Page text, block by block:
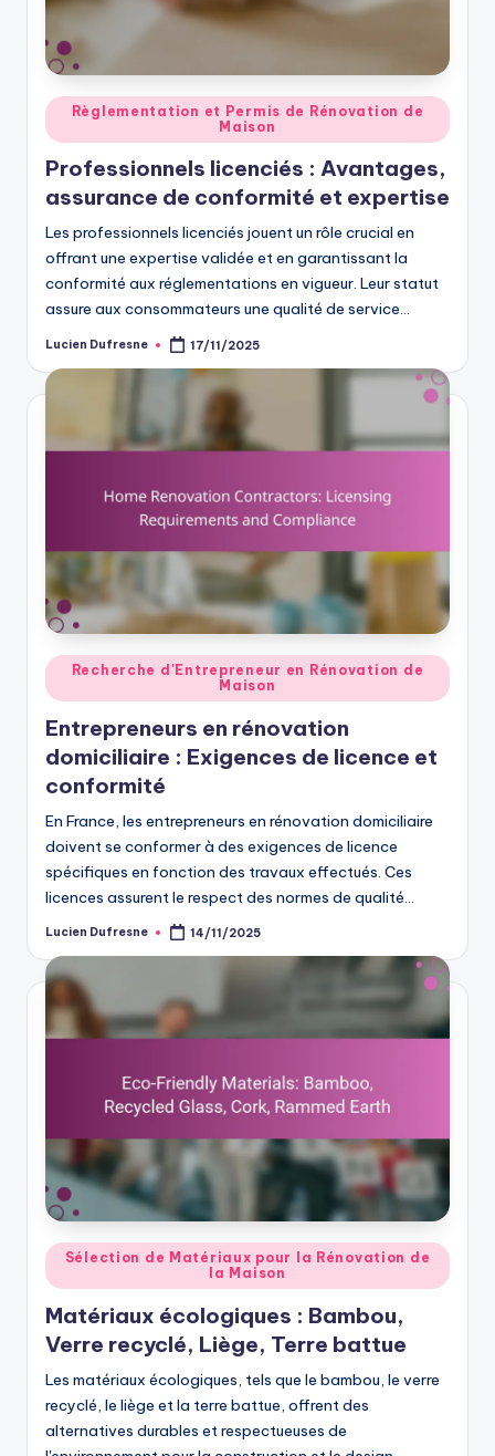
Posted
in
Règlementation et Permis de Rénovation de
Maison
Professionnels licenciés : Avantages,
assurance de conformité et expertise
Les professionnels licenciés jouent un rôle crucial en
offrant une expertise validée et en garantissant la
conformité aux réglementations en vigueur. Leur statut
assure aux consommateurs une qualité de service…
Posted
Lucien Dufresne 17/11/2025
Posted
in
Recherche d'Entrepreneur en Rénovation de
Maison
Entrepreneurs en rénovation
domiciliaire : Exigences de licence et
conformité
En France, les entrepreneurs en rénovation domiciliaire
doivent se conformer à des exigences de licence
spécifiques en fonction des travaux effectués. Ces
licences assurent le respect des normes de qualité…
Posted
Lucien Dufresne 14/11/2025
Posted
in
Sélection de Matériaux pour la Rénovation de
la Maison
Matériaux écologiques : Bambou,
Verre recyclé, Liège, Terre battue
Les matériaux écologiques, tels que le bambou, le verre
recyclé, le liège et la terre battue, offrent des
alternatives durables et respectueuses de